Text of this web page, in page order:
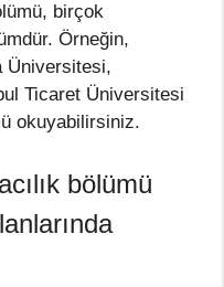
birçok
Örneğin,
Üniversitesi,
Ticaret Üniversitesi
okuyabilirsiniz.
bölümü